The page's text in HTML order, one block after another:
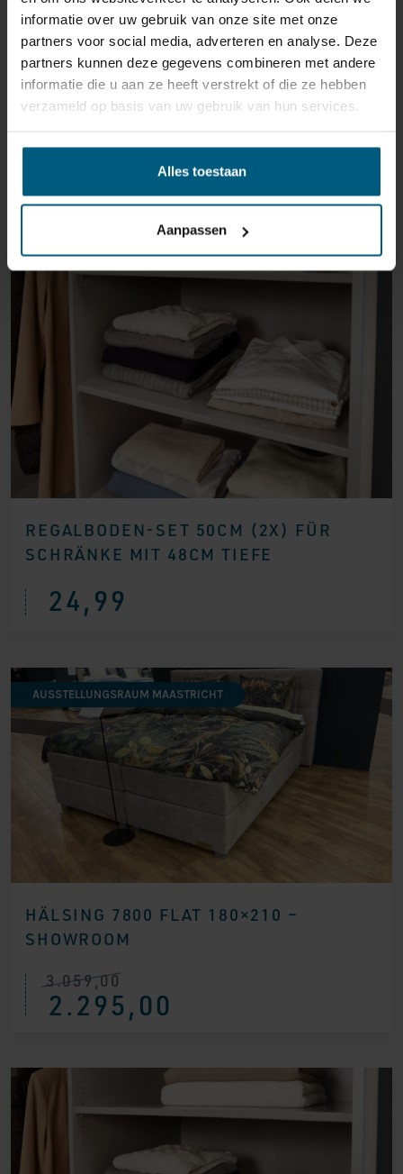
informatie over uw gebruik van onze site met onze
partners voor social media, adverteren en analyse. Deze
partners kunnen deze gegevens combineren met andere
informatie die u aan ze heeft verstrekt of die ze hebben
verzameld op basis van uw gebruik van hun services.
Alles toestaan
Aanpassen
in Rechnung stellen.
ÄHNLICHE PRODUKTE
REGALBODEN-SET 50CM (2X) FÜR
SCHRÄNKE MIT 48CM TIEFE
24,99
HÄLSING 7800 FLAT 180×210 –
SHOWROOM
AUSSTELLUNGSRAUM MAASTRICHT
3.059,00
Ursprünglicher
Preis
war:
2.295,00
Aktueller
Preis
ist: